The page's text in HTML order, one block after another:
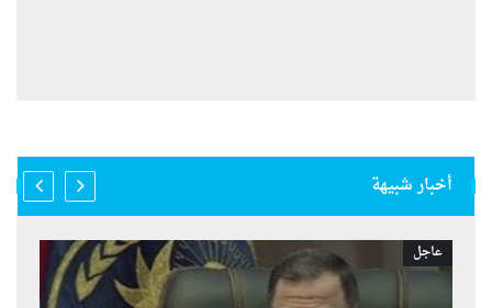
أخبار شبيهة
عاجل